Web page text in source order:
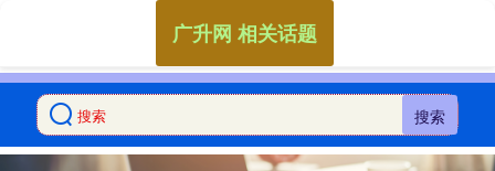
搜索
广升网 相关话题